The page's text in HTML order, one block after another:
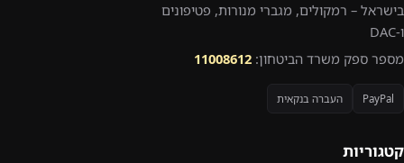
בישראל – רמקולים, מגברי מנורות, פטיפונים
ו-DAC
מספר ספק משרד הביטחון: 11008612
PayPal העברה בנקאית
קטגוריות